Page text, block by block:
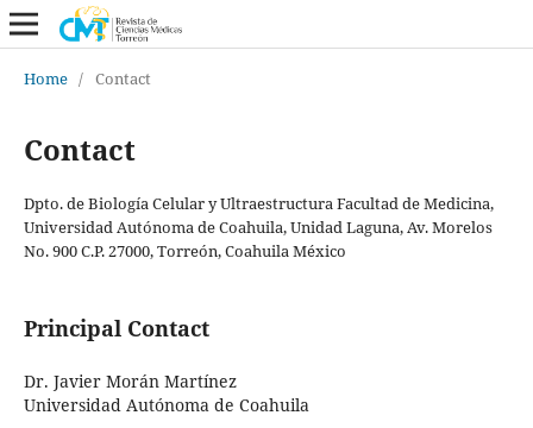
Home / Contact
Contact
Dpto. de Biología Celular y Ultraestructura Facultad de Medicina,
Universidad Autónoma de Coahuila, Unidad Laguna, Av. Morelos
No. 900 C.P. 27000, Torreón, Coahuila México
Principal Contact
Dr. Javier Morán Martínez
Universidad Autónoma de Coahuila